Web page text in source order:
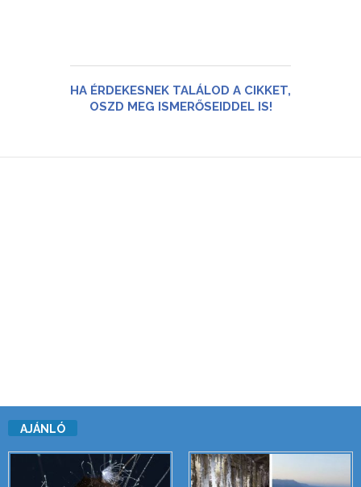
HA ÉRDEKESNEK TALÁLOD A CIKKET,
OSZD MEG ISMERŐSEIDDEL IS!
AJÁNLÓ